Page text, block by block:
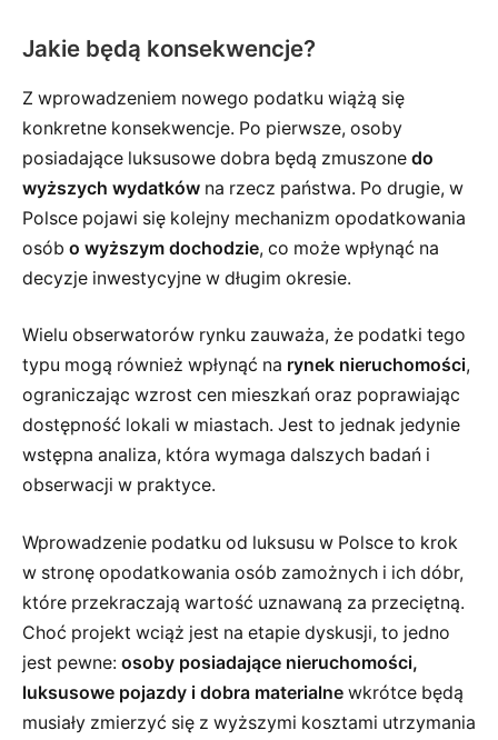
Jakie będą konsekwencje?
Z wprowadzeniem nowego podatku wiążą się
konkretne konsekwencje. Po pierwsze, osoby
posiadające luksusowe dobra będą zmuszone do
wyższych wydatków na rzecz państwa. Po drugie, w
Polsce pojawi się kolejny mechanizm opodatkowania
osób o wyższym dochodzie, co może wpłynąć na
decyzje inwestycyjne w długim okresie.
Wielu obserwatorów rynku zauważa, że podatki tego
typu mogą również wpłynąć na rynek nieruchomości,
ograniczając wzrost cen mieszkań oraz poprawiając
dostępność lokali w miastach. Jest to jednak jedynie
wstępna analiza, która wymaga dalszych badań i
obserwacji w praktyce.
Wprowadzenie podatku od luksusu w Polsce to krok
w stronę opodatkowania osób zamożnych i ich dóbr,
które przekraczają wartość uznawaną za przeciętną.
Choć projekt wciąż jest na etapie dyskusji, to jedno
jest pewne: osoby posiadające nieruchomości,
luksusowe pojazdy i dobra materialne wkrótce będą
musiały zmierzyć się z wyższymi kosztami utrzymania